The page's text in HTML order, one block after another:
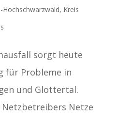
Hochschwarzwald, Kreis
sorgt heute
für Probleme in
und Glottertal.
Netzbetreibers Netze